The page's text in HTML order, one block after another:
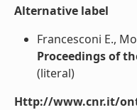
Alternative label
Francesconi E.,
Proceedings of
(literal)
Http://www.cnr.it/